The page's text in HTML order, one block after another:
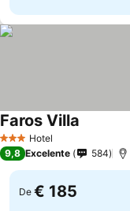
3 EstrelasHotel
Faros Villa
9,8 Excelente 584
De € 185